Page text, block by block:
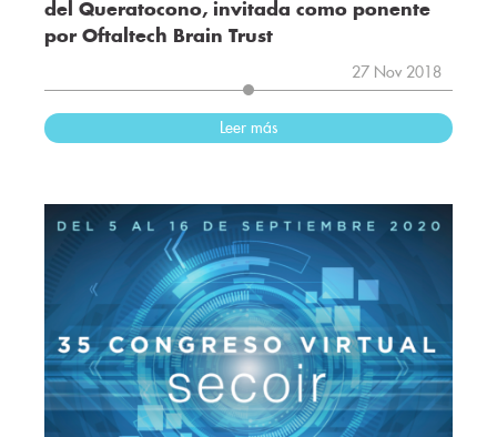
del Queratocono, invitada como ponente
por Oftaltech Brain Trust
27 Nov 2018
Leer más